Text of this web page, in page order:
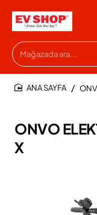
Mağazada
ara...
ONVO
X